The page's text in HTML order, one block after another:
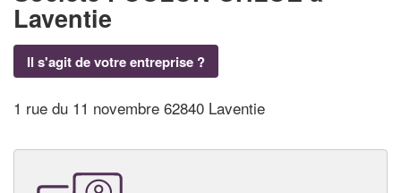
Laventie
Il s'agit de votre entreprise ?
1 rue du 11 novembre 62840 Laventie